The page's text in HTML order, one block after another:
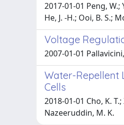
2017-01-01 Peng, W.;
He, J. -H.; Ooi, B. S.;
Voltage
2007-01-01
Water-Repellent
Cells
2018-01-01 Cho, K.
Nazeeruddin, M. K.